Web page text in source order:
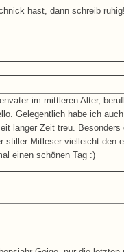
hast, dann schreib ruhig!
im mittleren Alter,
Gelegentlich habe ich
langer Zeit treu. Besonders
stiller Mitleser vielleicht den
einen schönen Tag :)